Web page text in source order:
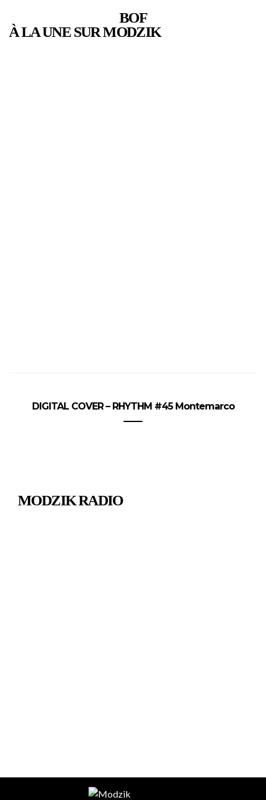
BOF
À LA UNE SUR MODZIK
DIGITAL COVER – RHYTHM #45 Montemarco
MODZIK RADIO